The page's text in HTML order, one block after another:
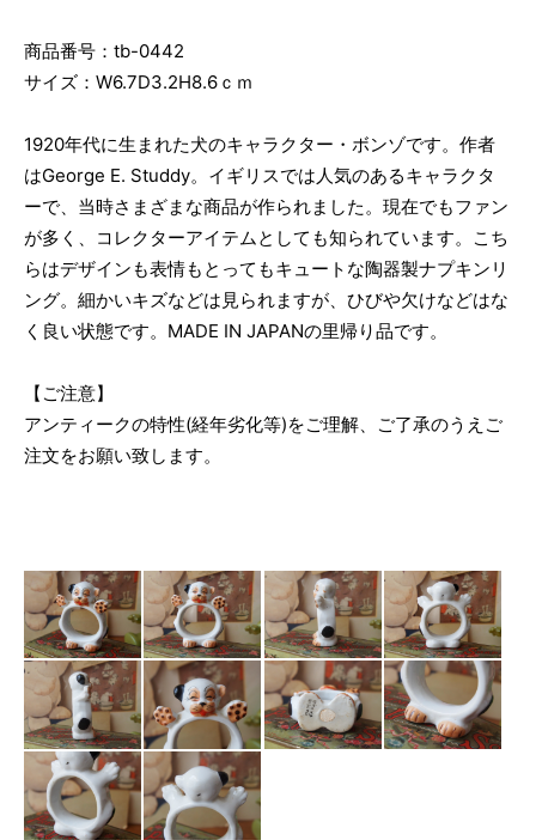
商品番号：tb-0442
サイズ：W6.7D3.2H8.6ｃｍ
1920年代に生まれた犬のキャラクター・ボンゾです。作者
はGeorge E. Studdy。イギリスでは人気のあるキャラクタ
ーで、当時さまざまな商品が作られました。現在でもファン
が多く、コレクターアイテムとしても知られています。こち
らはデザインも表情もとってもキュートな陶器製ナプキンリ
ング。細かいキズなどは見られますが、ひびや欠けなどはな
く良い状態です。MADE IN JAPANの里帰り品です。
【ご注意】
アンティークの特性(経年劣化等)をご理解、ご了承のうえご
注文をお願い致します。